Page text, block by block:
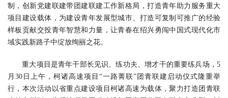
制，创新党建联建带团建联建工作新格局，打造青年助力服务重大
项目建设载体，为建设青年发展型城市、打造可复制可推广的经验
样板贡献交投青年智慧和力量，让青春在绍兴勇闯中国式现代化市
域实践新路子中绽放绚丽之花。
重大项目是青年干部长见识、练功夫、增才干的重要练兵场，5
月30日上午，柯诸高速项目“一路菁联”团青联建启动仪式隆重举
行，本次活动以省重点建设项目柯诸高速为载体，聚力打造团青联